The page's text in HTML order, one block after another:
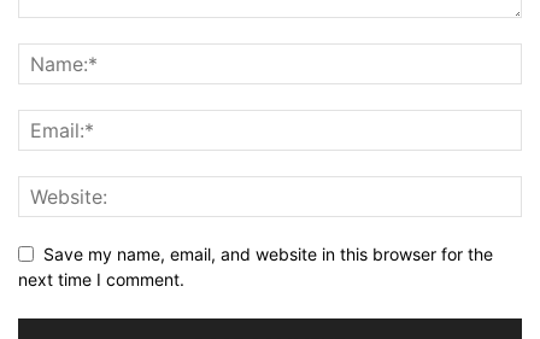
Save my name, email, and website in this browser for the
next time I comment.